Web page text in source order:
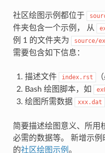
社区绘图示例都位于
件夹包含一个示例， 从
例 1 的文件夹为
source/
需要包含如下信息：
描述文件 index.rst
Bash 绘图脚本，如
绘图所需数据
xxx.dat
简要描述绘图意义、所用
必需的数据等。 新增示
的社区绘图示例 。